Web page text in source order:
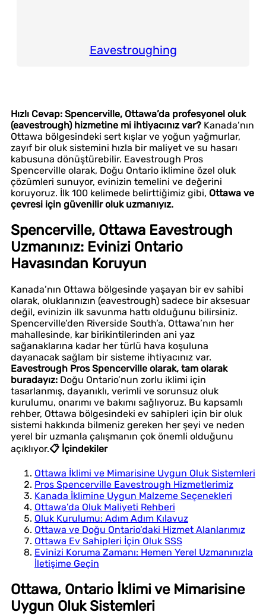
Eavestroughing
Hızlı Cevap: Spencerville, Ottawa’da profesyonel oluk
(eavestrough) hizmetine mi ihtiyacınız var? Kanada’nın
Ottawa bölgesindeki sert kışlar ve yoğun yağmurlar,
zayıf bir oluk sistemini hızla bir maliyet ve su hasarı
kabusuna dönüştürebilir. Eavestrough Pros
Spencerville olarak, Doğu Ontario iklimine özel oluk
çözümleri sunuyor, evinizin temelini ve değerini
koruyoruz. İlk 100 kelimede belirttiğimiz gibi, Ottawa ve
çevresi için güvenilir oluk uzmanıyız.
Spencerville, Ottawa Eavestrough
Uzmanınız: Evinizi Ontario
Havasından Koruyun
Kanada’nın Ottawa bölgesinde yaşayan bir ev sahibi
olarak, oluklarınızın (eavestrough) sadece bir aksesuar
değil, evinizin ilk savunma hattı olduğunu bilirsiniz.
Spencerville’den Riverside South’a, Ottawa’nın her
mahallesinde, kar birikintilerinden ani yaz
sağanaklarına kadar her türlü hava koşuluna
dayanacak sağlam bir sisteme ihtiyacınız var.
Eavestrough Pros Spencerville olarak, tam olarak
buradayız: Doğu Ontario’nun zorlu iklimi için
tasarlanmış, dayanıklı, verimli ve sorunsuz oluk
kurulumu, onarımı ve bakımı sağlıyoruz. Bu kapsamlı
rehber, Ottawa bölgesindeki ev sahipleri için bir oluk
sistemi hakkında bilmeniz gereken her şeyi ve neden
yerel bir uzmanla çalışmanın çok önemli olduğunu
açıklıyor.📋 İçindekiler
Ottawa İklimi ve Mimarisine Uygun Oluk Sistemleri
Pros Spencerville Eavestrough Hizmetlerimiz
Kanada İklimine Uygun Malzeme Seçenekleri
Ottawa’da Oluk Maliyeti Rehberi
Oluk Kurulumu: Adım Adım Kılavuz
Ottawa ve Doğu Ontario’daki Hizmet Alanlarımız
Ottawa Ev Sahipleri İçin Oluk SSS
Evinizi Koruma Zamanı: Hemen Yerel Uzmanınızla
İletişime Geçin
Ottawa, Ontario İklimi ve Mimarisine
Uygun Oluk Sistemleri